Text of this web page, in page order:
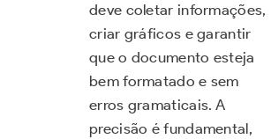
deve coletar informações,
criar gráficos e garantir
que o documento esteja
bem formatado e sem
erros gramaticais. A
precisão é fundamental,